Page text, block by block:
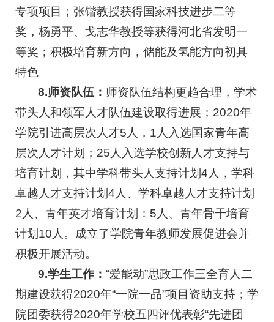
专项项目；张锴教授获得国家科技进步二等
奖，杨勇平、戈志华教授等获得河北省发明一
等奖；积极培育新方向，储能及氢能方向初具
特色。
8.师资队伍： 师资队伍结构更趋合理，学术
带头人和领军人才队伍建设取得进展；2020年
学院引进高层次人才5人，1人入选国家青年高
层次人才计划；25人入选学校创新人才支持与
培育计划，其中学科带头人支持计划4人，学科
卓越人才支持计划4人、学科卓越人才支持计划
2人、青年英才培育计划：5人、青年骨干培育
计划10人。成立了学院青年教师发展促进会并
积极开展活动。
9.学生工作：“爱能动”思政工作三全育人二
期建设获得2020年“一院一品”项目资助支持；学
院团委获得2020年学校五四评优表彰“先进团